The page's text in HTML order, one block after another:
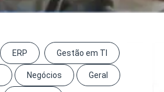
ERP Gestão em TI
Negócios Geral